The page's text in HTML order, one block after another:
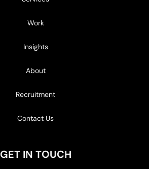
Work
Insights
About
Recruitment
Contact Us
GET IN TOUCH